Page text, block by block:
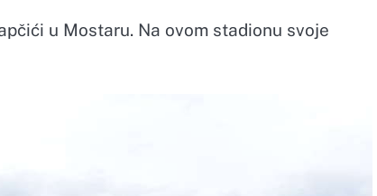
u Mostaru. Na ovom stadionu svoje